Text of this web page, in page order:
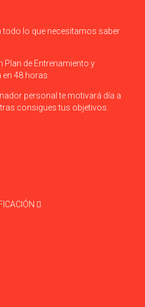
todo lo que necesitamos saber
Plan de Entrenamiento y
48 horas
personal te motivará día a
consigues tus objetivos.